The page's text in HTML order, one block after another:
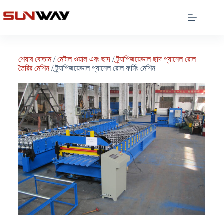
শেয়ার বোতাম/মেটাল ওয়াল এবং ছাদ/ট্র্যাপিজয়েডাল ছাদ প্যানেল রোল
তৈরির মেশিন/ ট্র্যাপিজয়েডাল প্যানেল রোল ফর্মিং মেশিন